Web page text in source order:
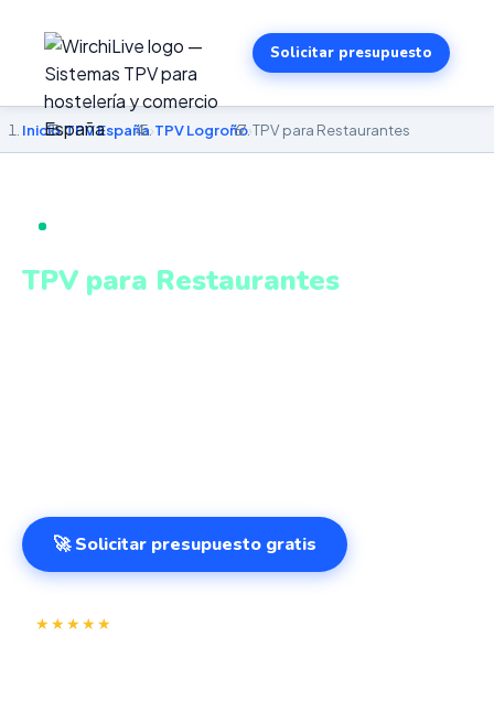
Solicitar presupuesto
Inicio›TPV España›TPV Logroño›TPV para Restaurantes
TPV para Restaurantes
🚀 Solicitar presupuesto gratis
★★★★★